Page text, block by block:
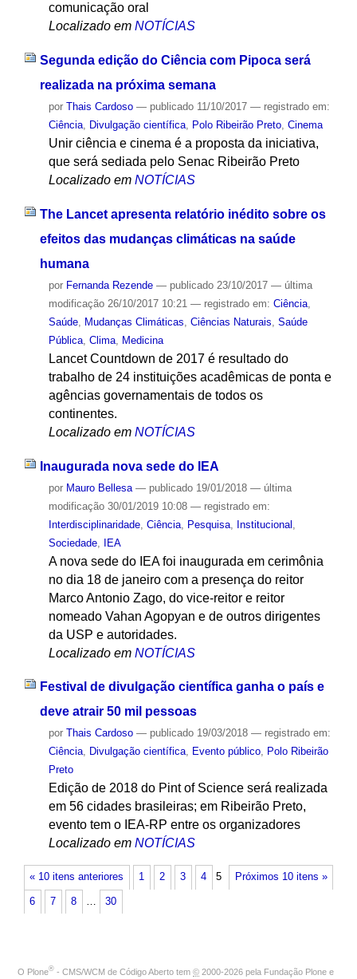
comunicação oral
Localizado em NOTÍCIAS
Segunda edição do Ciência com Pipoca será
realizada na próxima semana
por Thais Cardoso — publicado11/10/2017 — registrado em:
Ciência, Divulgação científica, Polo Ribeirão Preto, Cinema
Unir ciência e cinema é a proposta da iniciativa,
que será sediada pelo Senac Ribeirão Preto
Localizado em NOTÍCIAS
The Lancet apresenta relatório inédito sobre os
efeitos das mudanças climáticas na saúde
humana
por Fernanda Rezende — publicado23/10/2017 — última
modificação26/10/2017 10:21 — registrado em: Ciência,
Saúde, Mudanças Climáticas Ciências Naturais Saúde
Pública, Clima, Medicina
Lancet Countdown de 2017 é resultado do
trabalho de 24 instituições acadêmicas de ponta e
agências governamentais de todos os
continentes.
Localizado em NOTÍCIAS
Inaugurada nova sede do IEA
por Mauro Bellesa — publicado19/01/2018 — última
modificação30/01/2019 10:08 — registrado em:
Interdisciplinaridade, Ciência, Pesquisa, Institucional
Sociedade, IEA
A nova sede do IEA foi inaugurada em cerimônia
no dia 18 de janeiro com a presença do reitor
Marco Antonio Zago, do vice-reitor e reitor
nomeado Vahan Agopyan e de outros dirigentes
da USP e autoridades.
Localizado em NOTÍCIAS
Festival de divulgação científica ganha o país e
deve atrair 50 mil pessoas
por Thais Cardoso — publicado19/03/2018 — registrado em:
Ciência, Divulgação científica, Evento público, Polo Ribeirão
Preto
Edição de 2018 do Pint of Science será realizada
em 56 cidades brasileiras; em Ribeirão Preto,
evento tem o IEA-RP entre os organizadores
Localizado em NOTÍCIAS
« 10 itens anteriores Próximos 10 itens »
1 2 3 4 5
6 7 8 … 30
O Plone® - CMS/WCM de Código Aberto tem © 2000-2026 pela Fundação Plone e